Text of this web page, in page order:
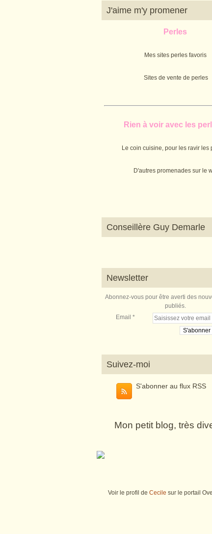
J'aime m'y promener
Perles
Mes sites perles favoris
Sites de vente de perles
Rien à voir avec les
Le coin cuisine, pour les ravir les
D'autres promenades sur le
Conseillère Guy Demarle
Newsletter
Abonnez-vous pour être averti des
publiés.
Email
Suivez-moi
S'abonner au flux RSS
Mon petit blog, très
Voir le profil de Cecile sur le portail